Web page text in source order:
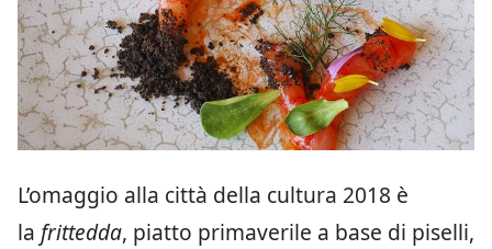
L’omaggio alla città della cultura 2018 è
la frittedda, piatto primaverile a base di piselli,